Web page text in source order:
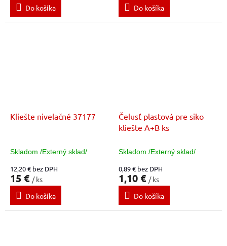
Do košíka Do košíka
Kliešte nivelačné 37177
Skladom /Externý sklad/
12,20 € bez DPH
15 € / ks
Do košíka
Čelusť plastová pre siko
kliešte A+B ks
Skladom /Externý sklad/
0,89 € bez DPH
1,10 € / ks
Do košíka